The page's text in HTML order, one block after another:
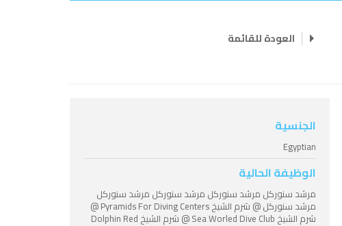
العودة للقائمة
الجنسية
Egyptian
الوظيفة الحالية
مرشد سنوركل مرشد سنوركل مرشد سنوركل مرشد سنوركل
مرشد سنوركل @ شرم الشيخ Pyramids For Diving Centers @
شرم الشيخ Sea Worled Dive Club @ شرم الشيخ Dolphin Red